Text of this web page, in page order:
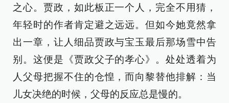
之心。贾政，如此板正一个人，完全不用猜，
年轻时的作者肯定避之远远。但如今她竟然拿
出一章，让人细品贾政与宝玉最后那场雪中告
别。这便是《贾政父子的孝心》。处处透着为
人父母把握不住的仓惶，而向黎替他排解：当
儿女决绝的时候，父母的反应总是慢的。